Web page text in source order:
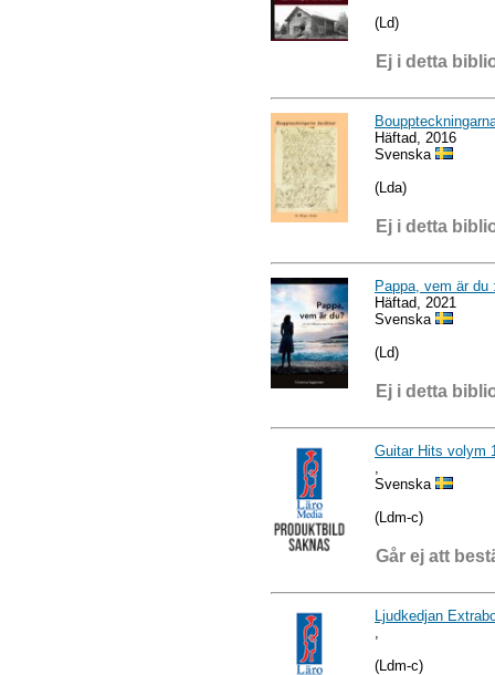
(Ld)
Ej i detta
Häftad, 2016
Svenska
(Lda)
Ej i detta
Pappa, vem är
Häftad, 2021
Svenska
(Ld)
Ej i detta
Guitar Hits volym
Svenska
(Ldm-c)
Går ej att
Ljudkedjan
(Ldm-c)